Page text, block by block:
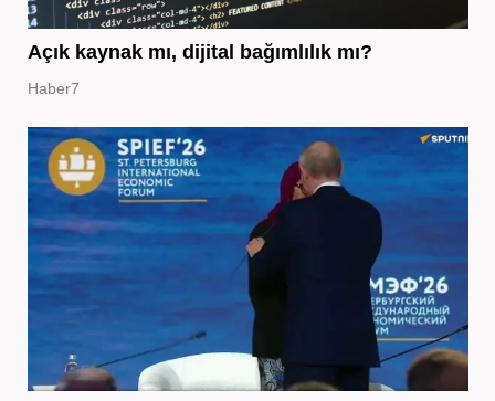
Açık kaynak mı, dijital bağımlılık mı?
Haber7